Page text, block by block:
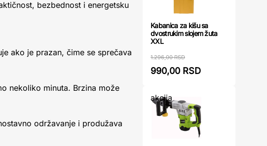
bezbednost i energetsku
ako je prazan, čime se sprečava
nekoliko minuta. Brzina može
održavanje i produžava
Kabanica za kišu sa
dvostrukim slojem žuta
XXL
1.296,00 RSD
990,00 RSD
akcija